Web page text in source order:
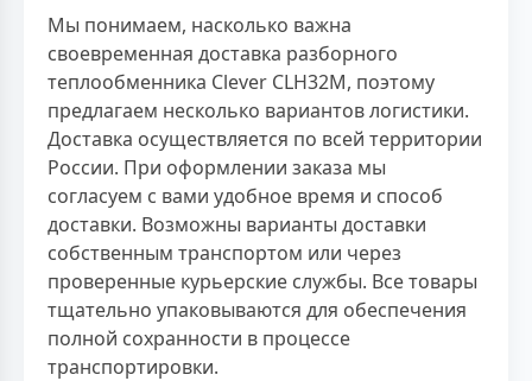
Мы понимаем, насколько важна
своевременная доставка разборного
теплообменника Clever CLH32M, поэтому
предлагаем несколько вариантов логистики.
Доставка осуществляется по всей территории
России. При оформлении заказа мы
согласуем с вами удобное время и способ
доставки. Возможны варианты доставки
собственным транспортом или через
проверенные курьерские службы. Все товары
тщательно упаковываются для обеспечения
полной сохранности в процессе
транспортировки.